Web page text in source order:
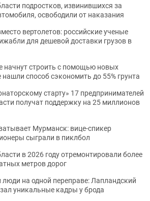
подростков, извинившихся за
освободили от наказания
вертолетов: российские ученые
для дешевой доставки грузов в
начнут строить с помощью новых
способ сэкономить до 55% грунта
старту» 17 предпринимателей
получат поддержку на 25 миллионов
Мурманск: вице-спикер
сыграли в пиклбол
в 2026 году отремонтировали более
метров дорог
на одной переправе: Лапландский
уникальные кадры у брода